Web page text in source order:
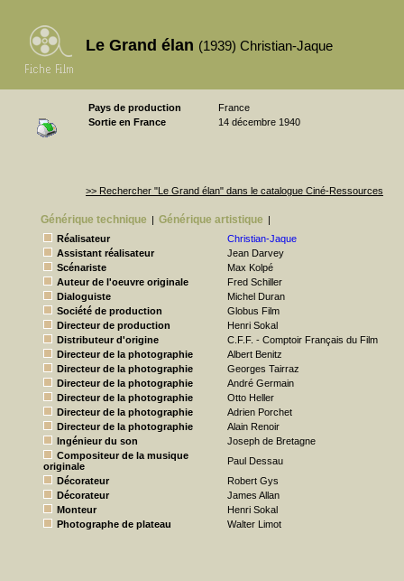
Le Grand élan (1939) Christian-Jaque
Pays de production
France
Sortie en France
14 décembre 1940
>> Rechercher "Le Grand élan" dans le catalogue Ciné-Ressources
Générique technique | Générique artistique |
Réalisateur
Christian-Jaque
Assistant réalisateur
Jean Darvey
Scénariste
Max Kolpé
Auteur de l'oeuvre originale
Fred Schiller
Dialoguiste
Michel Duran
Société de production
Globus Film
Directeur de production
Henri Sokal
Distributeur d'origine
C.F.F. - Comptoir Français du Film
Directeur de la photographie
Albert Benitz
Directeur de la photographie
Georges Tairraz
Directeur de la photographie
André Germain
Directeur de la photographie
Otto Heller
Directeur de la photographie
Adrien Porchet
Directeur de la photographie
Alain Renoir
Ingénieur du son
Joseph de Bretagne
Compositeur de la musique
originale
Paul Dessau
Décorateur
Robert Gys
Décorateur
James Allan
Monteur
Henri Sokal
Photographe de plateau
Walter Limot